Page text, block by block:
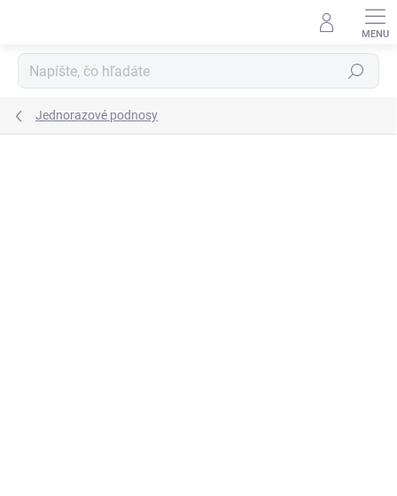
Hľadať
Jednorazové podnosy